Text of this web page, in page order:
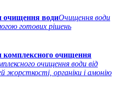
очищення водиОчищення води
готових рішень
комплексного очищення
очищення води від
жорсткості, органіки і амонію